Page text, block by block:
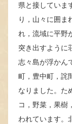
県と接していま
り，山々に囲ま
れ，流域に平野
突き出すように
志々島が浮かん
町，豊中町，詫
なりました。た
コ，野菜，果樹
われています。